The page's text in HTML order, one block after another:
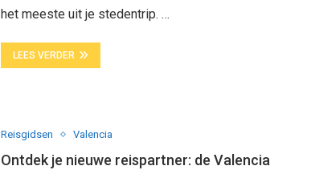
het meeste uit je stedentrip. …
LEES VERDER
Reisgidsen Valencia
Ontdek je nieuwe reispartner: de Valencia